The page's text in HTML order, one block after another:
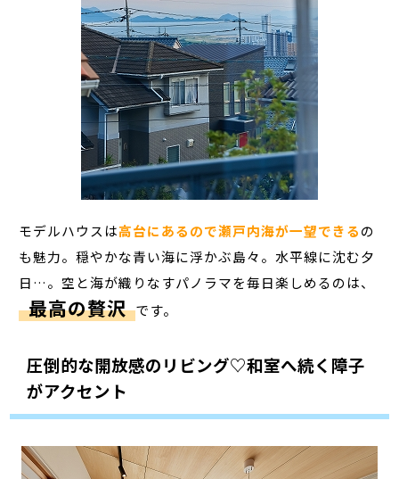
モデルハウスは高台にあるので瀬戸内海が一望できるの
も魅力。穏やかな青い海に浮かぶ島々。水平線に沈む夕
日…。空と海が織りなすパノラマを毎日楽しめるのは、
最高の贅沢 です。
圧倒的な開放感のリビング♡和室へ続く障子
がアクセント